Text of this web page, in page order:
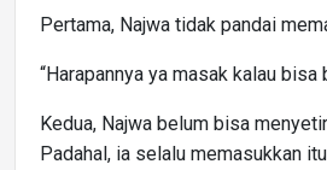
Pertama, Najwa tidak pandai
“Harapannya ya masak kalau bisa
Kedua, Najwa belum bisa
Padahal, ia selalu memasukkan